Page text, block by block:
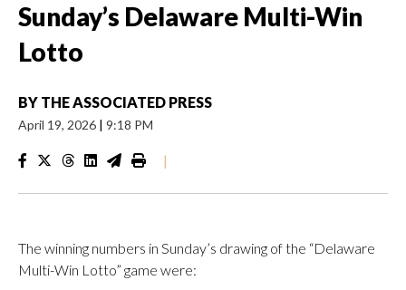
Sunday’s Delaware Multi-Win
Lotto
BY THE ASSOCIATED PRESS
April 19, 2026 | 9:18 PM
|
The winning numbers in Sunday’s drawing of the “Delaware
Multi-Win Lotto” game were: